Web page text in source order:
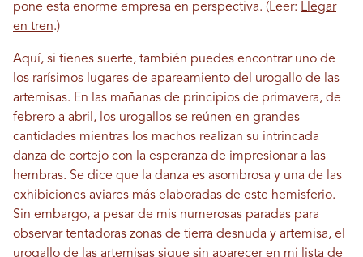
pone esta enorme empresa en perspectiva. (Leer: Llegar
en tren.)
Aquí, si tienes suerte, también puedes encontrar uno de
los rarísimos lugares de apareamiento del urogallo de las
artemisas. En las mañanas de principios de primavera, de
febrero a abril, los urogallos se reúnen en grandes
cantidades mientras los machos realizan su intrincada
danza de cortejo con la esperanza de impresionar a las
hembras. Se dice que la danza es asombrosa y una de las
exhibiciones aviares más elaboradas de este hemisferio.
Sin embargo, a pesar de mis numerosas paradas para
observar tentadoras zonas de tierra desnuda y artemisa, el
urogallo de las artemisas sigue sin aparecer en mi lista de